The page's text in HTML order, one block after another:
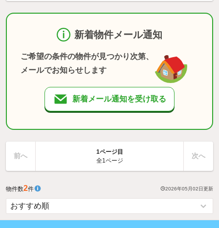
新着物件メール通知
ご希望の条件の物件が見つかり次第、
メールでお知らせします
新着メール通知を受け取る
前へ
1ページ目
全1ページ
次へ
物件数2件 2026年05月02日更新